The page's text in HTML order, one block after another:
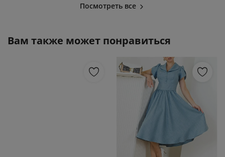
Посмотреть все
Вам также может понравиться